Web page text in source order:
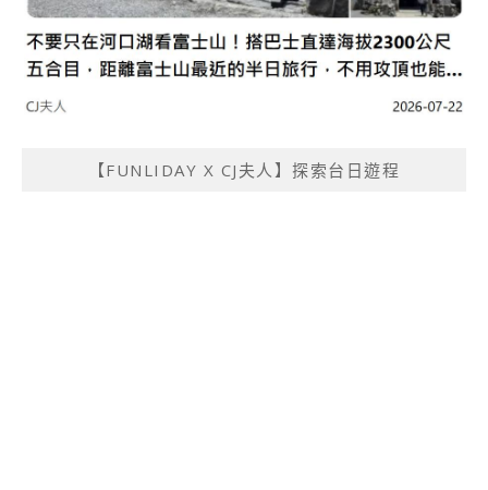
【FUNLIDAY X CJ夫人】探索台日遊程